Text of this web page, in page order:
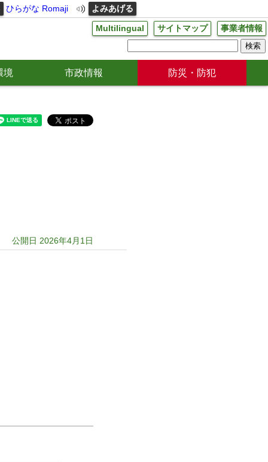
ひらがな Romaji よみあげる
Multilingual サイトマップ 事業者情報
境 市政情報 防災・防犯
公開日 2026年4月1日